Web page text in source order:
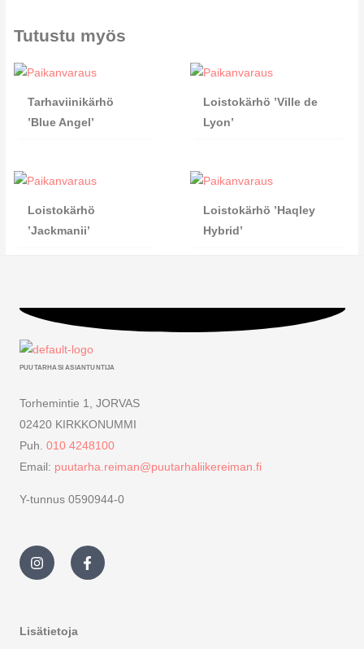
Tutustu myös
Tarhaviinikärhö
’Blue Angel’
Loistokärhö ’Ville de
Lyon’
Loistokärhö
’Jackmanii’
Loistokärhö ’Haqley
Hybrid’
PUUTARHASI ASIANTUNTIJA
Torhemintie 1, JORVAS
02420 KIRKKONUMMI
Puh. 010 4248100
Email: puutarha.reiman@puutarhaliikereiman.fi
Y-tunnus 0590944-0
I
n
s
t
r
a
F
a
c
e
Lisätietoja